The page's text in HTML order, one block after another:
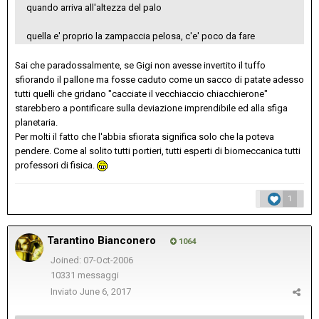
quando arriva all'altezza del palo
quella e' proprio la zampaccia pelosa, c'e' poco da fare
Sai che paradossalmente, se Gigi non avesse invertito il tuffo
sfiorando il pallone ma fosse caduto come un sacco di patate adesso
tutti quelli che gridano "cacciate il vecchiaccio chiacchierone"
starebbero a pontificare sulla deviazione imprendibile ed alla sfiga
planetaria.
Per molti il fatto che l'abbia sfiorata significa solo che la poteva
pendere. Come al solito tutti portieri, tutti esperti di biomeccanica tutti
professori di fisica.
1
Tarantino Bianconero 1064
Joined: 07-Oct-2006
10331 messaggi
Inviato June 6, 2017